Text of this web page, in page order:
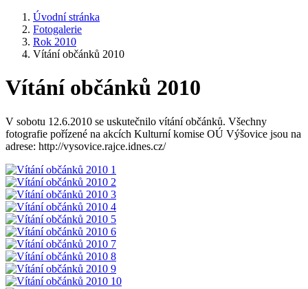
Úvodní stránka
Fotogalerie
Rok 2010
Vítání občánků 2010
Vítání občánků 2010
V sobotu 12.6.2010 se uskutečnilo vítání občánků. Všechny
fotografie pořízené na akcích Kulturní komise OÚ Výšovice jsou na
adrese: http://vysovice.rajce.idnes.cz/